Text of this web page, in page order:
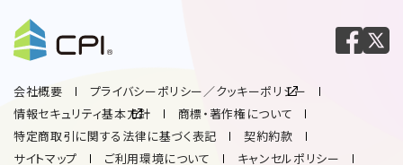
会社概要
プライバシーポリシー／クッキーポリシー
情報セキュリティ基本方針
商標・著作権について
特定商取引に関する法律に基づく表記
契約約款
サイトマップ
ご利用環境について キャンセルポリシー